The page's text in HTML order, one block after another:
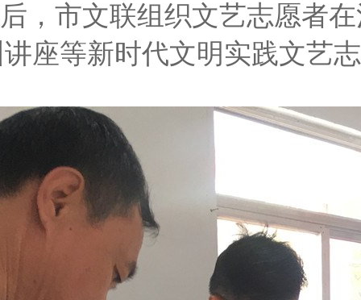
，市文联组织文艺志愿者
座等新时代文明实践文艺